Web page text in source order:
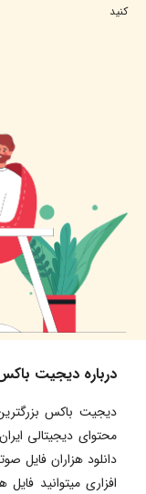
کنید
درباره دیجیت
دیجیت باکس
محتوای دیجیتالی
دانلود هزاران فایل
افزاری میتوانید